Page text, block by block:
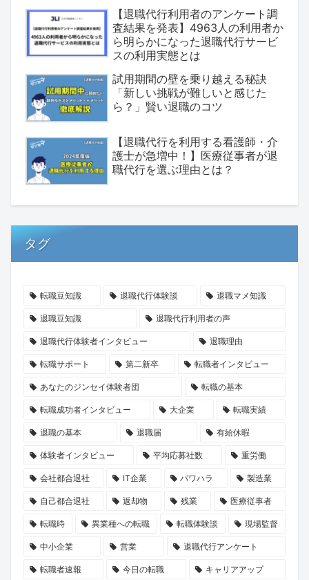
【退職代行利用者のアンケート調
査結果を発表】4963人の利用者か
ら明らかになった退職代行サービ
スの利用実態とは
試用期間の壁を乗り越える秘訣
「新しい挑戦が難しいと感じた
ら？」賢い退職のコツ
【退職代行を利用する看護師・介
護士が急増中！】医療従事者が退
職代行を選ぶ理由とは？
タグ
転職豆知識 退職代行体験談 退職マメ知識
退職豆知識 退職代行利用者の声
退職代行体験者インタビュー 退職理由
転職サポート 第二新卒 転職者インタビュー
あなたのジンセイ体験者団 転職の基本
転職成功者インタビュー 大企業 転職実績
退職の基本 退職届 有給休暇
体験者インタビュー 平均応募社数 重労働
会社都合退社 IT企業 パワハラ 製造業
自己都合退社 返却物 残業 医療従事者
転職時 異業種への転職 転職体験談 現場監督
中小企業 営業 退職代行アンケート
転職者速報 今日の転職 キャリアアップ